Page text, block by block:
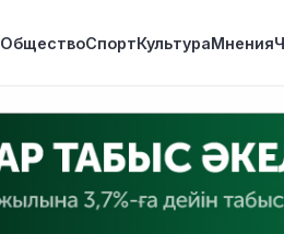
ОбществоСпортКультураМнения